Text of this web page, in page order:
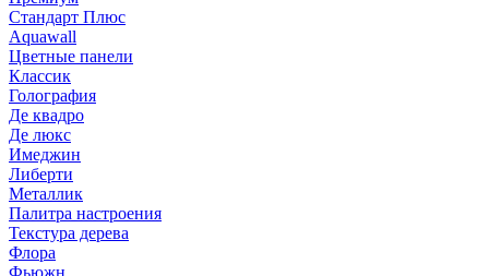
Стандарт Плюс
Aquawall
Цветные панели
Классик
Голография
Де квадро
Де люкс
Имеджин
Либерти
Металлик
Палитра настроения
Текстура дерева
Флора
Фьюжн